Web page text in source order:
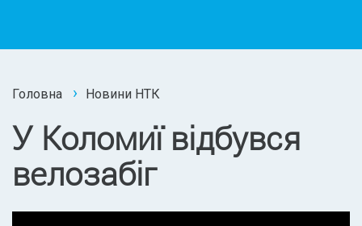
Головна Новини НТК
У Коломиї відбувся
велозабіг